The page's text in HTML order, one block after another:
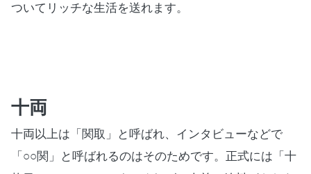
ついてリッチな生活を送れます。
十両
十両以上は「関取」と呼ばれ、インタビューなどで
「 ○○関」と呼ばれるのはそのためです。正式には「十